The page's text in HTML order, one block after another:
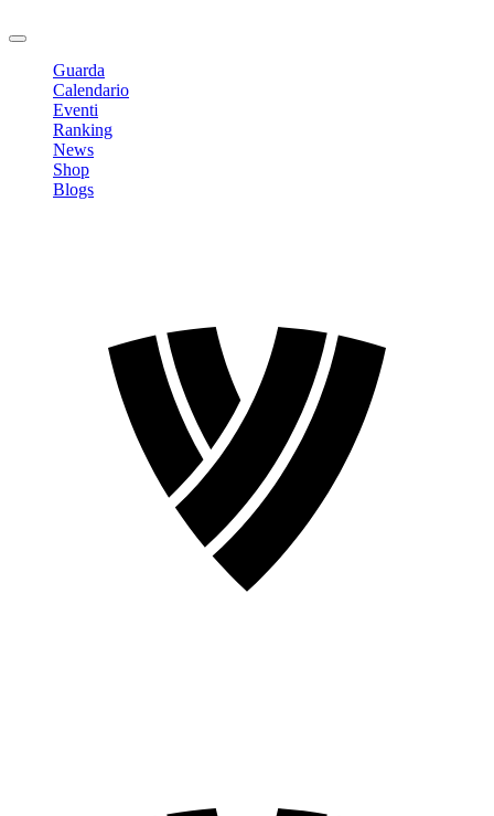
Guarda
Calendario
Eventi
Ranking
News
Shop
Blogs